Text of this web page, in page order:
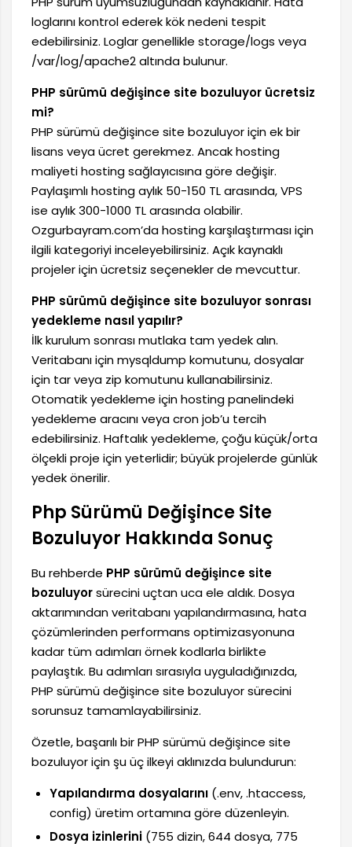
loglarını kontrol ederek kök nedeni tespit
edebilirsiniz. Loglar genellikle storage/logs veya
/var/log/apache2 altında bulunur.
PHP sürümü değişince site bozuluyor ücretsiz
mi?
PHP sürümü değişince site bozuluyor için ek bir
lisans veya ücret gerekmez. Ancak hosting
maliyeti hosting sağlayıcısına göre değişir.
Paylaşımlı hosting aylık 50-150 TL arasında, VPS
ise aylık 300-1000 TL arasında olabilir.
Ozgurbayram.com’da hosting karşılaştırması için
ilgili kategoriyi inceleyebilirsiniz. Açık kaynaklı
projeler için ücretsiz seçenekler de mevcuttur.
PHP sürümü değişince site bozuluyor sonrası
yedekleme nasıl yapılır?
İlk kurulum sonrası mutlaka tam yedek alın.
Veritabanı için mysqldump komutunu, dosyalar
için tar veya zip komutunu kullanabilirsiniz.
Otomatik yedekleme için hosting panelindeki
yedekleme aracını veya cron job’u tercih
edebilirsiniz. Haftalık yedekleme, çoğu küçük/orta
ölçekli proje için yeterlidir; büyük projelerde günlük
yedek önerilir.
Php Sürümü Değişince Site
Bozuluyor Hakkında Sonuç
Bu rehberde PHP sürümü değişince site
bozuluyorsürecini uçtan uca ele aldık. Dosya
aktarımından veritabanı yapılandırmasına, hata
çözümlerinden performans optimizasyonuna
kadar tüm adımları örnek kodlarla birlikte
paylaştık. Bu adımları sırasıyla uyguladığınızda,
PHP sürümü değişince site bozuluyor sürecini
sorunsuz tamamlayabilirsiniz.
Özetle, başarılı bir PHP sürümü değişince site
bozuluyor için şu üç ilkeyi aklınızda bulundurun:
Yapılandırma dosyalarını(.env, .htaccess,
config) üretim ortamına göre düzenleyin.
Dosya izinlerini(755 dizin, 644 dosya, 775